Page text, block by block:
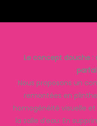
Le concept douche :
Nous proposons un
remontées en
homogénéité visuelle
la salle d’eau. En